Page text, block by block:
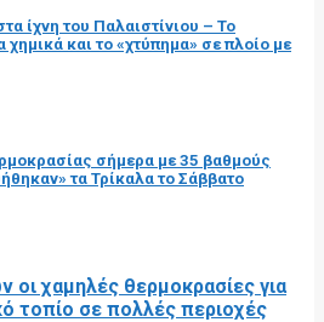
ίχνη του Παλαιστίνιου – Το
χημικά και το «χτύπημα» σε πλοίο με
σήμερα με 35 βαθμούς
τα Τρίκαλα το Σάββατο
οι χαμηλές θερμοκρασίες για
τοπίο σε πολλές περιοχές